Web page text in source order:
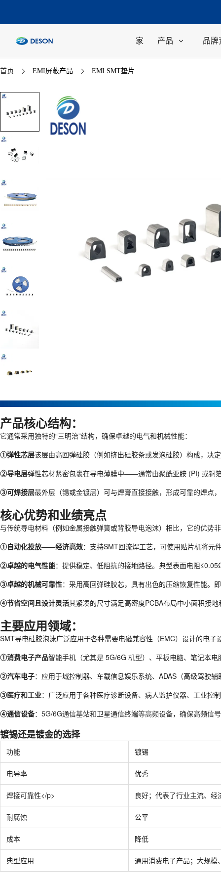
家 产品 品牌
首页 EMI屏蔽产品 EMI SMT垫片
产品核心结构：
它通常采用独特的“三明治”结构，确保卓越的电气和机械性能：
①弹性芯层该层由高回弹硅胶（例如挤出硅胶条或发泡硅胶）构成，决
②导电层弹性芯材紧密包裹在导电薄膜中——通常由聚酰亚胺 (PI) 或铜
③可焊接层最外层（锡或金镀层）可与焊膏直接接触，形成可靠的焊点
核心优势和业绩亮点
与传统导电材料（例如金属接触弹簧或背胶导电泡沫）相比，它的优势
①自动化投放——经济高效：支持SMT回流焊工艺，可使用贴片机将元
②卓越的电气性能：提供稳定、低阻抗的接地路径。典型表面电阻
③卓越的机械可靠性：采用高回弹硅胶芯，具有出色的压缩恢复性能。
④节省空间且设计灵活其紧凑的尺寸满足高密度PCBA布局中小面积接
主要应用领域：
SMT导电硅胶泡沫广泛应用于各种需要电磁兼容性（EMC）设计的电子
①消费电子产品智能手机（尤其是 5G/6G 机型）、平板电脑、笔记本
②汽车电子：应用于域控制器、车载信息娱乐系统、ADAS（高级驾驶
③医疗和工业：广泛应用于各种医疗诊断设备、病人监护仪器、工业控
④通信设备：5G/6G通信基站和卫星通信终端等高频设备，确保高频信
镀锡还是镀金的选择
功能 镀锡
电导率 优秀
焊接可靠性</p> 良好；代表了行业主流、经
耐腐蚀 公平
成本 降低
典型应用 通用消费电子产品；大规模